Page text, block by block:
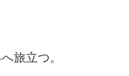
旅立つ。